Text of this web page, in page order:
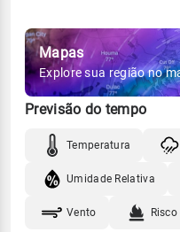
Mapas
Explore sua região no
Previsão do tempo
Temperatura
Umidade Relativa
Vento